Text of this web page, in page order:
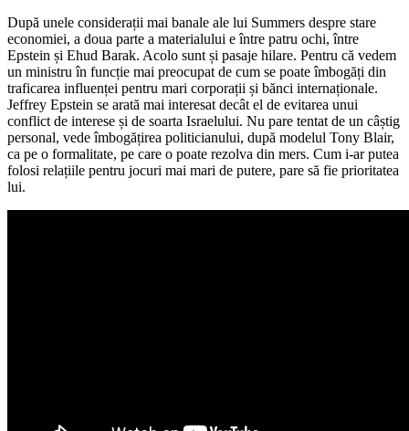
După unele considerații mai banale ale lui Summers despre stare
economiei, a doua parte a materialului e între patru ochi, între
Epstein și Ehud Barak. Acolo sunt și pasaje hilare. Pentru că vedem
un ministru în funcție mai preocupat de cum se poate îmbogăți din
traficarea influenței pentru mari corporații și bănci internaționale.
Jeffrey Epstein se arată mai interesat decât el de evitarea unui
conflict de interese și de soarta Israelului. Nu pare tentat de un câștig
personal, vede îmbogățirea politicianului, după modelul Tony Blair,
ca pe o formalitate, pe care o poate rezolva din mers. Cum i-ar putea
folosi relațiile pentru jocuri mai mari de putere, pare să fie prioritatea
lui.